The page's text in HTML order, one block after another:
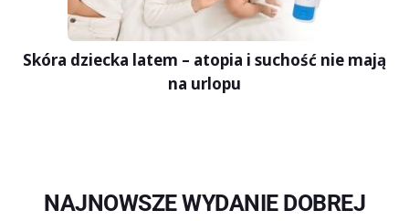
Skóra dziecka latem – atopia i suchość nie mają
na urlopu
NAJNOWSZE WYDANIE DOBREJ